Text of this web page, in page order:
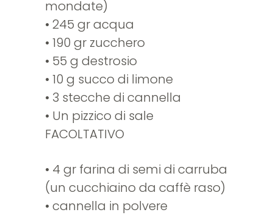
mondate)
• 245 gr acqua
• 190 gr zucchero
• 55 g destrosio
• 10 g succo di limone
• 3 stecche di cannella
• Un pizzico di sale
FACOLTATIVO
• 4 gr farina di semi di carruba
(un cucchiaino da caffè raso)
• cannella in polvere